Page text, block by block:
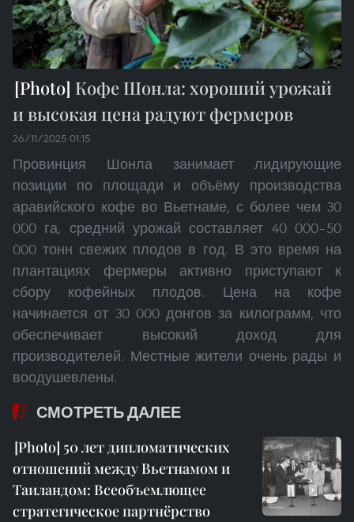
Кофе Шонла: хороший урожай
и высокая цена радуют фермеров
26/11/2025 01:15
Провинция Шонла занимает лидирующие
позиции по площади и объёму производства
аравийского кофе во Вьетнаме, с более чем 30
000 га, средний урожай составляет 40 000–50
000 тонн свежих плодов в год. В это время на
плантациях фермеры активно приступают к
сбору кофейных плодов. Цена на кофе
начинается от 30 000 донгов за килограмм, что
обеспечивает высокий доход для
производителей. Местные жители очень рады и
воодушевлены.
СМОТРЕТЬ ДАЛЕЕ
50 лет дипломатических
отношений между Вьетнамом и
Таиландом: Всеобъемлющее
стратегическое партнёрство